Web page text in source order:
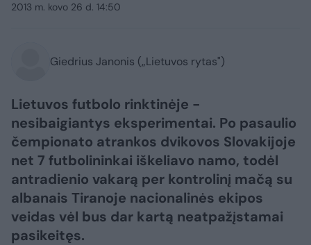
2013 m. kovo 26 d. 14:50
Giedrius Janonis („Lietuvos rytas")
Lietuvos futbolo rinktinėje -
nesibaigiantys eksperimentai. Po pasaulio
čempionato atrankos dvikovos Slovakijoje
net 7 futbolininkai iškeliavo namo, todėl
antradienio vakarą per kontrolinį mačą su
albanais Tiranoje nacionalinės ekipos
veidas vėl bus dar kartą neatpažįstamai
pasikeitęs.